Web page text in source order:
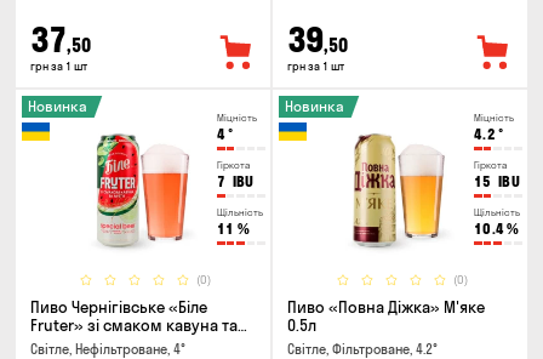
37,50
грн за 1 шт
39,50
грн за 1 шт
Міцність
4°
Гіркота
7 IBU
Щільність
11 %
(0)
Новинка
Пиво Чернігівське «Біле
Fruter» зі смаком кавуна та
м'яти 0.5л
Світле, Нефільтроване, 4°
Міцність
4.2 °
Гіркота
15 IBU
Щільність
10.4%
(0)
Новинка
Пиво «Повна Діжка» М'яке
0.5л
Світле, Фільтроване, 4.2°